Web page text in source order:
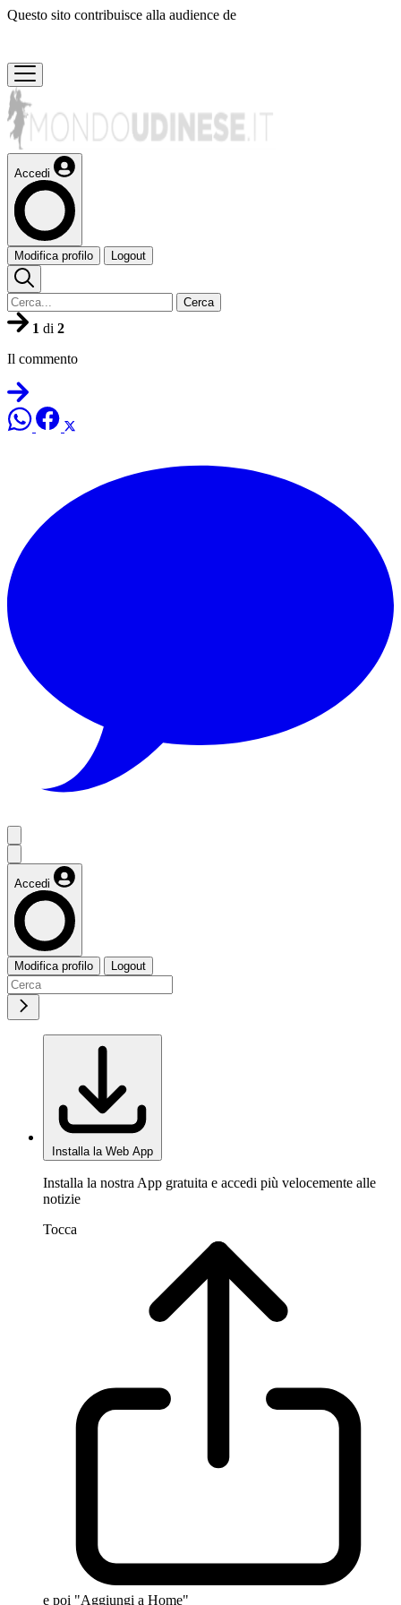
Questo sito contribuisce alla audience de
Accedi
Modifica profilo Logout
Cerca
1 di 2
Il commento
Accedi
Modifica profilo Logout
Installa la Web App
Installa la nostra App gratuita e accedi più velocemente alle
notizie
Tocca
e poi "Aggiungi a Home"